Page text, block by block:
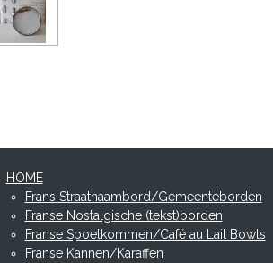
HOME
Frans Straatnaambord/Gemeenteborden
Franse Nostalgische (tekst)borden
Franse Spoelkommen/Café au Lait Bowls
Franse Kannen/Karaffen